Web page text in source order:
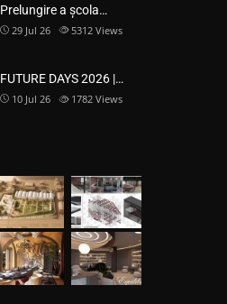
Prelungire a școla…
29 Jul 26 5312 Views
FUTURE DAYS 2026 |…
10 Jul 26 1782 Views